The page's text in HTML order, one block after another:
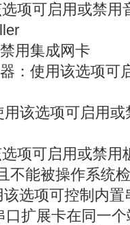
项可启用或禁用
用集成网卡
：使用该选项可
该选项可启用
项可启用或禁用
不能被操作系统
选项可控制内
口扩展卡在同一